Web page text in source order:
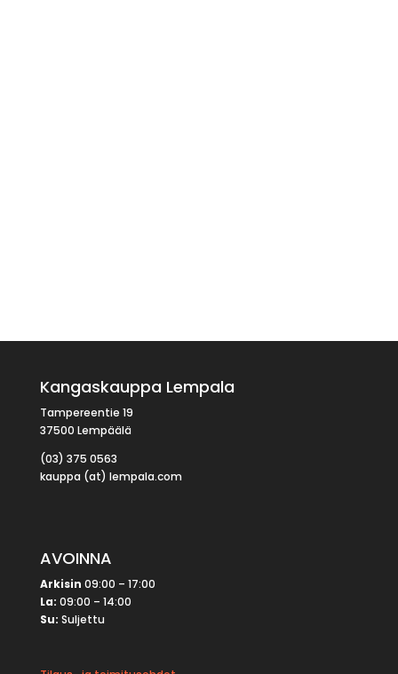
Kangaskauppa Lempala
Tampereentie 19
37500 Lempäälä
(03) 375 0563
kauppa (at) lempala.com
AVOINNA
Arkisin 09:00 – 17:00
La: 09:00 – 14:00
Su: Suljettu